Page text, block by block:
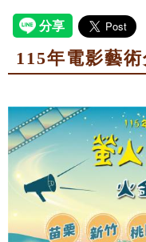
115年電影藝